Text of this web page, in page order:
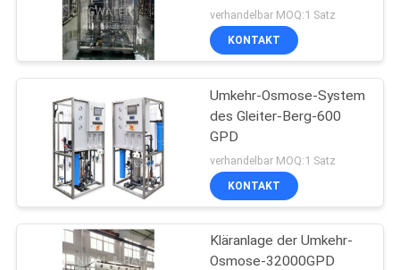
verhandelbar MOQ:1 Satz
KONTAKT
Umkehr-Osmose-System
des Gleiter-Berg-600
GPD
verhandelbar MOQ:1 Satz
KONTAKT
Kläranlage der Umkehr-
Osmose-32000GPD